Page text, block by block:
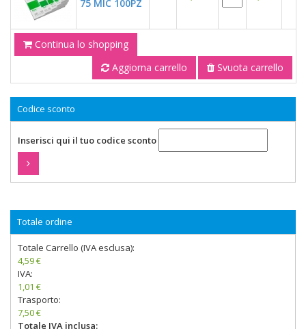
75 MIC 100PZ
Continua lo shopping
Aggiorna carrello
Svuota carrello
Codice sconto
Inserisci qui il tuo codice sconto
Totale ordine
Totale Carrello (IVA esclusa):
4,59 €
IVA:
1,01 €
Trasporto:
7,50 €
Totale IVA inclusa: